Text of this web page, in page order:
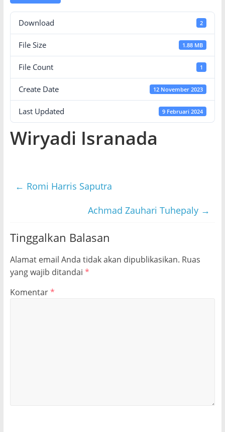
Download 2
File Size 1.88 MB
File Count 1
Create Date 12 November 2023
Last Updated 9 Februari 2024
Wiryadi Isranada
← Romi Harris Saputra
Achmad Zauhari Tuhepaly →
Tinggalkan Balasan
Alamat email Anda tidak akan dipublikasikan. Ruas
yang wajib ditandai *
Komentar*